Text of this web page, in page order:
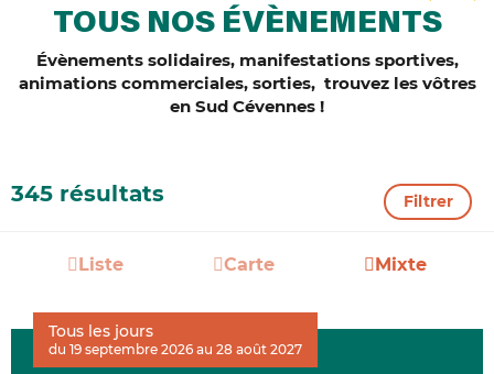
TOUS NOS ÉVÈNEMENTS
Évènements solidaires, manifestations sportives,
animations commerciales, sorties, trouvez les vôtres
en Sud Cévennes !
345 résultats Filtrer
Liste Carte Mixte
Tous les jours
du 19 septembre 2026 au 28 août 2027